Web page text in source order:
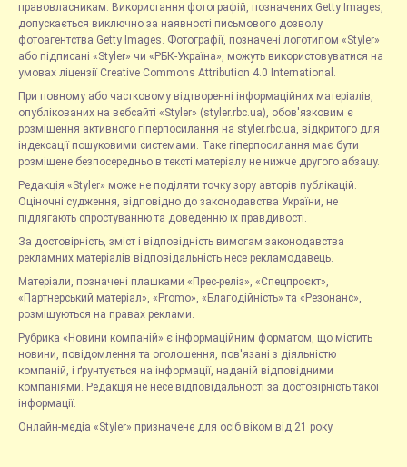
правовласникам. Використання фотографій, позначених Getty Images,
допускається виключно за наявності письмового дозволу
фотоагентства Getty Images. Фотографії, позначені логотипом «Styler»
або підписані «Styler» чи «РБК-Україна», можуть використовуватися на
умовах ліцензії Creative Commons Attribution 4.0 International.
При повному або частковому відтворенні інформаційних матеріалів,
опублікованих на вебсайті «Styler» (styler.rbc.ua), обов'язковим є
розміщення активного гіперпосилання на styler.rbc.ua, відкритого для
індексації пошуковими системами. Таке гіперпосилання має бути
розміщене безпосередньо в тексті матеріалу не нижче другого абзацу.
Редакція «Styler» може не поділяти точку зору авторів публікацій.
Оціночні судження, відповідно до законодавства України, не
підлягають спростуванню та доведенню їх правдивості.
За достовірність, зміст і відповідність вимогам законодавства
рекламних матеріалів відповідальність несе рекламодавець.
Матеріали, позначені плашками «Прес-реліз», «Спецпроєкт»,
«Партнерський матеріал», «Promo», «Благодійність» та «Резонанс»,
розміщуються на правах реклами.
Рубрика «Новини компаній» є інформаційним форматом, що містить
новини, повідомлення та оголошення, пов'язані з діяльністю
компаній, і ґрунтується на інформації, наданій відповідними
компаніями. Редакція не несе відповідальності за достовірність такої
інформації.
Онлайн-медіа «Styler» призначене для осіб віком від 21 року.